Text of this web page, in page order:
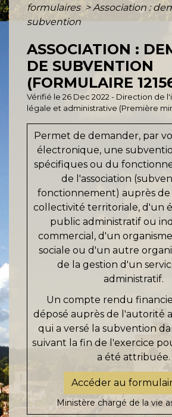
formulaires > Association :
subvention
ASSOCIATION :
DE SUBVENTION
(FORMULAIRE
Vérifié le 26 Dec 2022 - Direction de
légale et administrative (Première
Permet de demander, par
électronique, une
spécifiques ou du
de l'association
fonctionnement) auprès
collectivité territoriale, d'un
public administratif ou
commercial, d'un
sociale ou d'un autre
de la gestion d'un
administratif.
Un compte rendu
déposé auprès de l'autorité
qui a versé la subvention
suivant la fin de l'exercice
a été attribuée.
Accéder au
Ministère chargé de la vie